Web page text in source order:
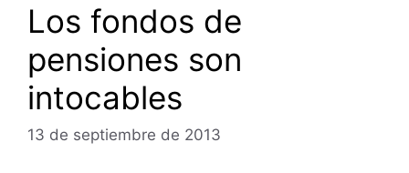
Los fondos de
pensiones son
intocables
13 de septiembre de 2013